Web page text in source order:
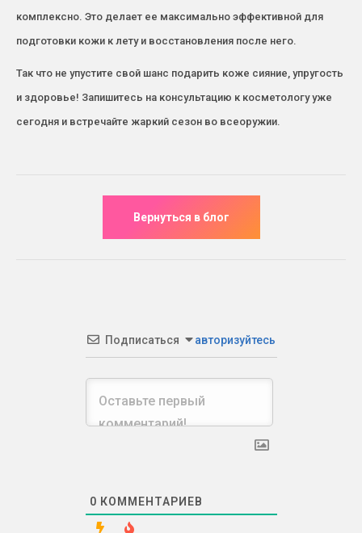
комплексно. Это делает ее максимально эффективной для
подготовки кожи к лету и восстановления после него.
Так что не упустите свой шанс подарить коже сияние, упругость
и здоровье! Запишитесь на консультацию к косметологу уже
сегодня и встречайте жаркий сезон во всеоружии.
Подписаться авторизуйтесь
0 КОММЕНТАРИЕВ